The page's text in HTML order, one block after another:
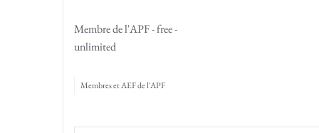
Membre de l'APF-free-
unlimited
Membres et AEF de l'APF